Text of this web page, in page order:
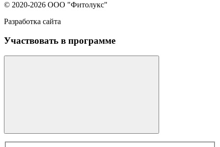
© 2020-2026 ООО "Фитолукс"
Разработка сайта
Участвовать в программе